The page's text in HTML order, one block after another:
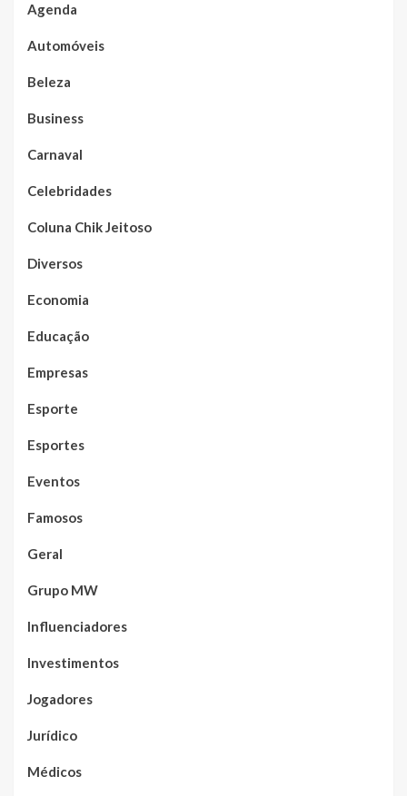
Agenda
Automóveis
Beleza
Business
Carnaval
Celebridades
Coluna Chik Jeitoso
Diversos
Economia
Educação
Empresas
Esporte
Esportes
Eventos
Famosos
Geral
Grupo MW
Influenciadores
Investimentos
Jogadores
Jurídico
Médicos